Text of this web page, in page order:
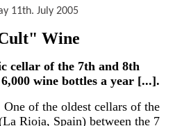
11th. July 2005
Wine
cellar of the 7th and 8th
wine bottles a year [...].
One of the oldest cellars of the
Rioja, Spain) between the 7